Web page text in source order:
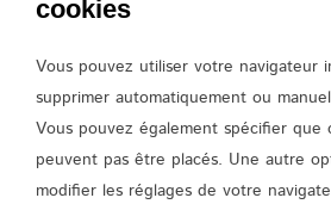
cookies
Vous pouvez utiliser votre navigateur
supprimer automatiquement ou
Vous pouvez également spécifier que
peuvent pas être placés. Une autre
modifier les réglages de votre